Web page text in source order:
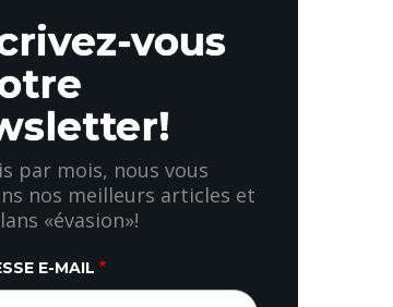
vous
par mois, nous vous
nos meilleurs articles et
«évasion»!
E-MAIL